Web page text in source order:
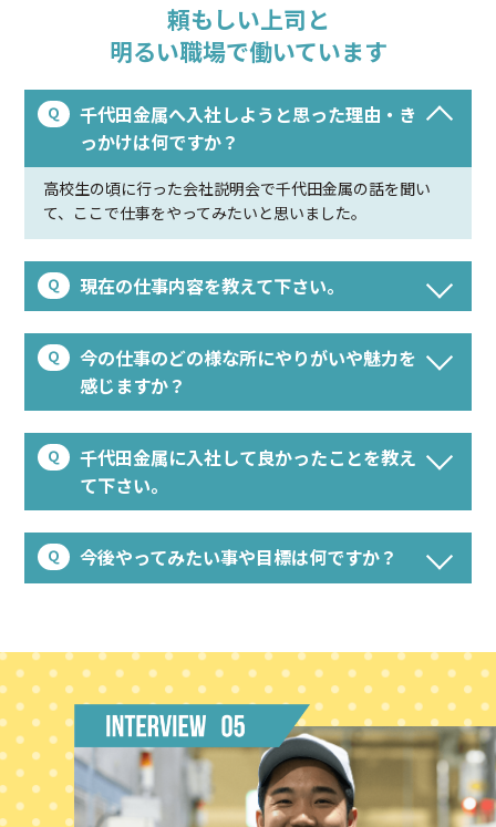
頼もしい上司と
明るい職場で働いています
千代田金属へ入社しようと思った理由・き
っかけは何ですか？
高校生の頃に行った会社説明会で千代田金属の話を聞い
て、ここで仕事をやってみたいと思いました。
現在の仕事内容を教えて下さい。
今の仕事のどの様な所にやりがいや魅力を
感じますか？
千代田金属に入社して良かったことを教え
て下さい。
今後やってみたい事や目標は何ですか？